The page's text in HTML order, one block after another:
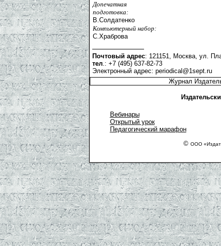
Допечатная
подготовка:
В.Солдатенко
Компьютерный набор:
С.Храброва
Почтовый адрес: 121151, Москва, ул.
тел.: +7 (495) 637-82-73
Электронный адрес: periodical@1sept.ru
Журнал
Вебинары
Открытый урок
Педагогический марафон
© ООО